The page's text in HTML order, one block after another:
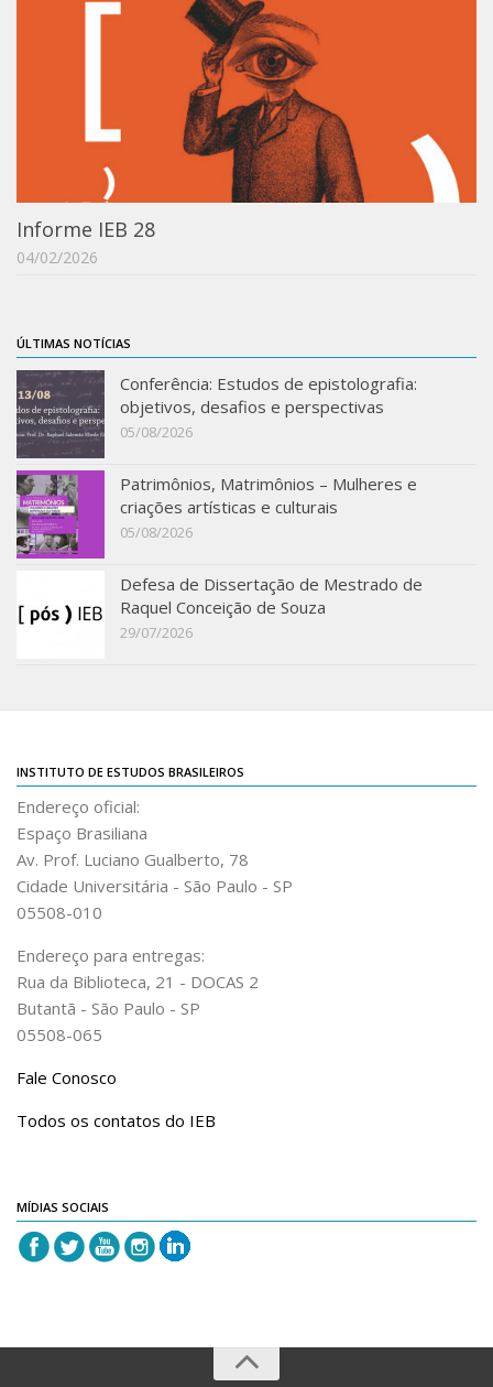
IEB Visual Arts Collection
Journal [RIEB]
CRINT
Informe IEB 28
04/02/2026
ÚLTIMAS NOTÍCIAS
Conferência: Estudos de epistolografia:
objetivos, desafios e perspectivas
05/08/2026
Patrimônios, Matrimônios – Mulheres e
criações artísticas e culturais
05/08/2026
Defesa de Dissertação de Mestrado de
Raquel Conceição de Souza
29/07/2026
INSTITUTO DE ESTUDOS BRASILEIROS
Endereço oficial:
Espaço Brasiliana
Av. Prof. Luciano Gualberto, 78
Cidade Universitária - São Paulo - SP
05508-010
Endereço para entregas:
Rua da Biblioteca, 21 - DOCAS 2
Butantã - São Paulo - SP
05508-065
Fale Conosco
Todos os contatos do IEB
MÍDIAS SOCIAIS